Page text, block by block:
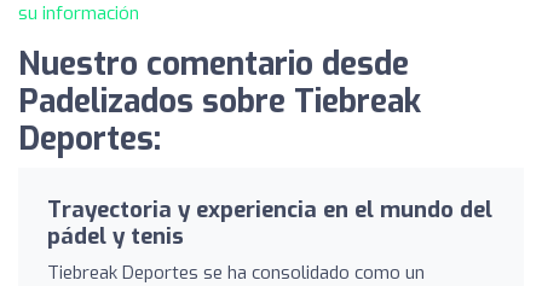
su información
Nuestro comentario desde
Padelizados sobre Tiebreak
Deportes:
Trayectoria y experiencia en el mundo del
pádel y tenis
Tiebreak Deportes se ha consolidado como un